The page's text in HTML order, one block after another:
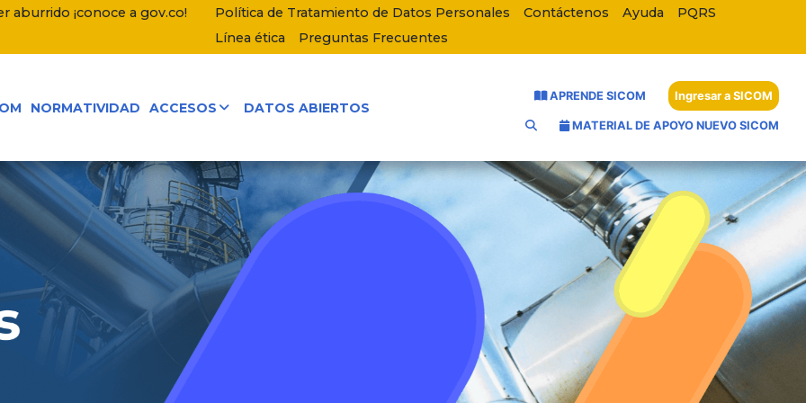
aburrido ¡conoce a gov.co! Política de Tratamiento de Datos Personales Contáctenos Ayuda
PQRS
Línea ética
Preguntas Frecuentes
NORMATIVIDAD ACCESOS DATOS ABIERTOS
Ingresar a SICOM
APRENDE SICOM
MATERIAL DE APOYO NUEVO SICOM